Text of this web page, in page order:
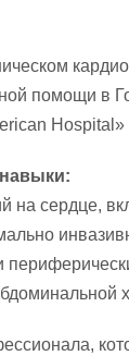
помощи в
Hospital»
на сердце,